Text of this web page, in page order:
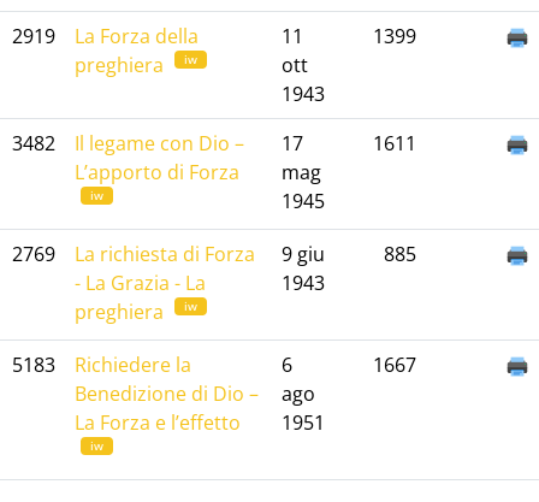
2919
La Forza della
preghiera
iw
11
ott
1943
1399
3482
Il legame con Dio –
L’apporto di Forza
iw
17
mag
1945
1611
2769
La richiesta di Forza
- La Grazia - La
preghiera
iw
9 giu
1943
885
5183
Richiedere la
Benedizione di Dio –
La Forza e l’effetto
iw
6
ago
1951
1667